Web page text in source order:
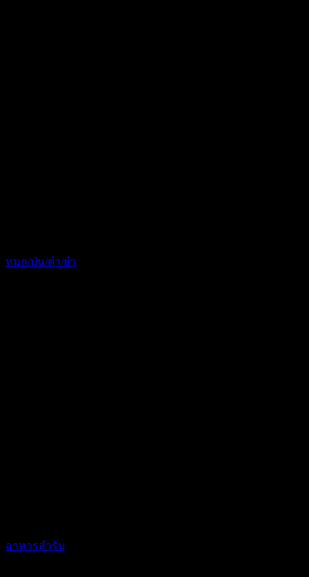
หมก/ป่น/ตำ/ยำ
อาหารสำรับ